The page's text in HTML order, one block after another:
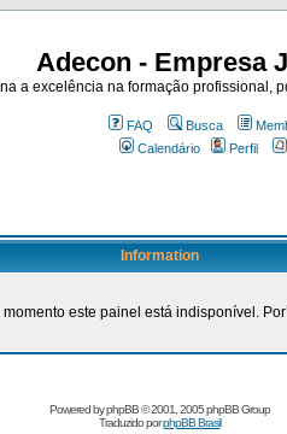
Adecon - Empresa
a excelência na formação profissional,
FAQ Busca
Calendário
Perfil
Information
este painel está indisponível.
Powered byphpBB© 2001, 2005 phpBB Group
Traduzido porphpBB Brasil